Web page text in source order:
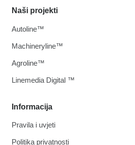
Informacija
Pravila i uvjeti
Politika privatnosti
Naši projekti
Autoline™
Machineryline™
Agroline™
Linemedia Digital ™